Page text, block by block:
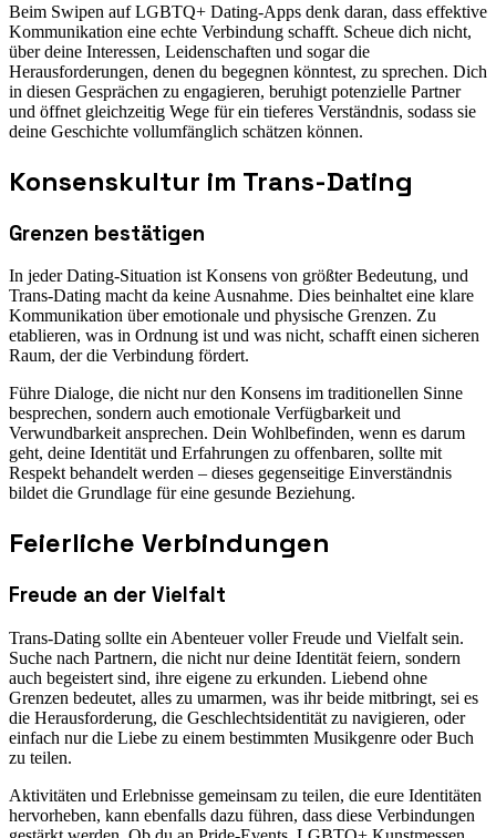
Beim Swipen auf LGBTQ+ Dating-Apps denk daran, dass effektive
Kommunikation eine echte Verbindung schafft. Scheue dich nicht,
über deine Interessen, Leidenschaften und sogar die
Herausforderungen, denen du begegnen könntest, zu sprechen. Dich
in diesen Gesprächen zu engagieren, beruhigt potenzielle Partner
und öffnet gleichzeitig Wege für ein tieferes Verständnis, sodass sie
deine Geschichte vollumfänglich schätzen können.
Konsenskultur im Trans-Dating
Grenzen bestätigen
In jeder Dating-Situation ist Konsens von größter Bedeutung, und
Trans-Dating macht da keine Ausnahme. Dies beinhaltet eine klare
Kommunikation über emotionale und physische Grenzen. Zu
etablieren, was in Ordnung ist und was nicht, schafft einen sicheren
Raum, der die Verbindung fördert.
Führe Dialoge, die nicht nur den Konsens im traditionellen Sinne
besprechen, sondern auch emotionale Verfügbarkeit und
Verwundbarkeit ansprechen. Dein Wohlbefinden, wenn es darum
geht, deine Identität und Erfahrungen zu offenbaren, sollte mit
Respekt behandelt werden – dieses gegenseitige Einverständnis
bildet die Grundlage für eine gesunde Beziehung.
Feierliche Verbindungen
Freude an der Vielfalt
Trans-Dating sollte ein Abenteuer voller Freude und Vielfalt sein.
Suche nach Partnern, die nicht nur deine Identität feiern, sondern
auch begeistert sind, ihre eigene zu erkunden. Liebend ohne
Grenzen bedeutet, alles zu umarmen, was ihr beide mitbringt, sei es
die Herausforderung, die Geschlechtsidentität zu navigieren, oder
einfach nur die Liebe zu einem bestimmten Musikgenre oder Buch
zu teilen.
Aktivitäten und Erlebnisse gemeinsam zu teilen, die eure Identitäten
hervorheben, kann ebenfalls dazu führen, dass diese Verbindungen